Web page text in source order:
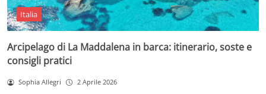
Italia
Arcipelago di La Maddalena in barca: itinerario, soste e
consigli pratici
Sophia Allegri 2 Aprile 2026